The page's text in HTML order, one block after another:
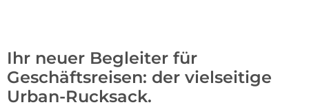
Ihr neuer Begleiter für
Geschäftsreisen: der vielseitige
Urban-Rucksack.